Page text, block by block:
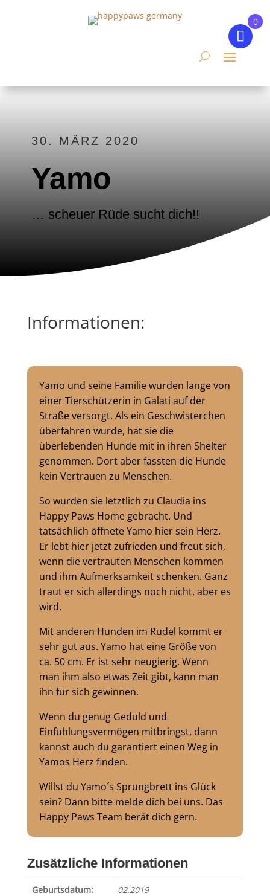
0
30. MÄRZ 2020
Yamo
… scheuer Rüde sucht dich!!
Informationen:
Yamo und seine Familie wurden lange von
einer Tierschützerin in Galati auf der
Straße versorgt. Als ein Geschwisterchen
überfahren wurde, hat sie die
überlebenden Hunde mit in ihren Shelter
genommen. Dort aber fassten die Hunde
kein Vertrauen zu Menschen.
So wurden sie letztlich zu Claudia ins
Happy Paws Home gebracht. Und
tatsächlich öffnete Yamo hier sein Herz.
Er lebt hier jetzt zufrieden und freut sich,
wenn die vertrauten Menschen kommen
und ihm Aufmerksamkeit schenken. Ganz
traut er sich allerdings noch nicht, aber es
wird.
Mit anderen Hunden im Rudel kommt er
sehr gut aus. Yamo hat eine Größe von
ca. 50 cm. Er ist sehr neugierig. Wenn
man ihm also etwas Zeit gibt, kann man
ihn für sich gewinnen.
Wenn du genug Geduld und
Einfühlungsvermögen mitbringst, dann
kannst auch du garantiert einen Weg in
Yamos Herz finden.
Willst du Yamo´s Sprungbrett ins Glück
sein? Dann bitte melde dich bei uns. Das
Happy Paws Team berät dich gern.
Zusätzliche Informationen
Geburtsdatum:
02.2019